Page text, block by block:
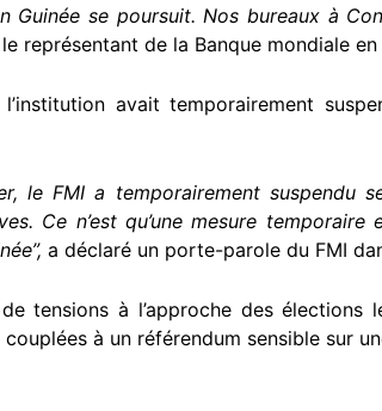
Guinée se poursuit. Nos bureaux à
représentant de la Banque mondiale en
avait temporairement
le FMI a temporairement suspendu
Ce n’est qu’une mesure
a déclaré un porte-parole du FMI
tensions à l’approche des élections
à un référendum sensible sur